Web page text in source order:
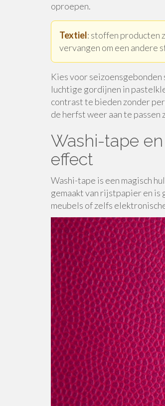
oproepen.
Textiel: stoffen producten
vervangen om een andere
Kies voor
luchtige gordijnen in
contrast te bieden zonder
de herfst weer aan te passen
Washi-tape
effect
Washi-tape is een magisch
gemaakt van rijstpapier en
meubels of zelfs